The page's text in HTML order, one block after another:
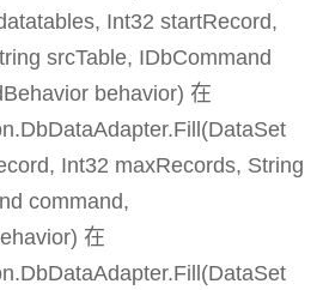
Int32 startRecord,
srcTable, IDbCommand
behavior) 在
Int32 maxRecords, String
command,
在